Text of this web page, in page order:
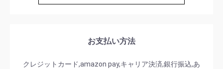
お支払い方法
クレジットカード,amazon pay,キャリア決済,銀行振込,あ